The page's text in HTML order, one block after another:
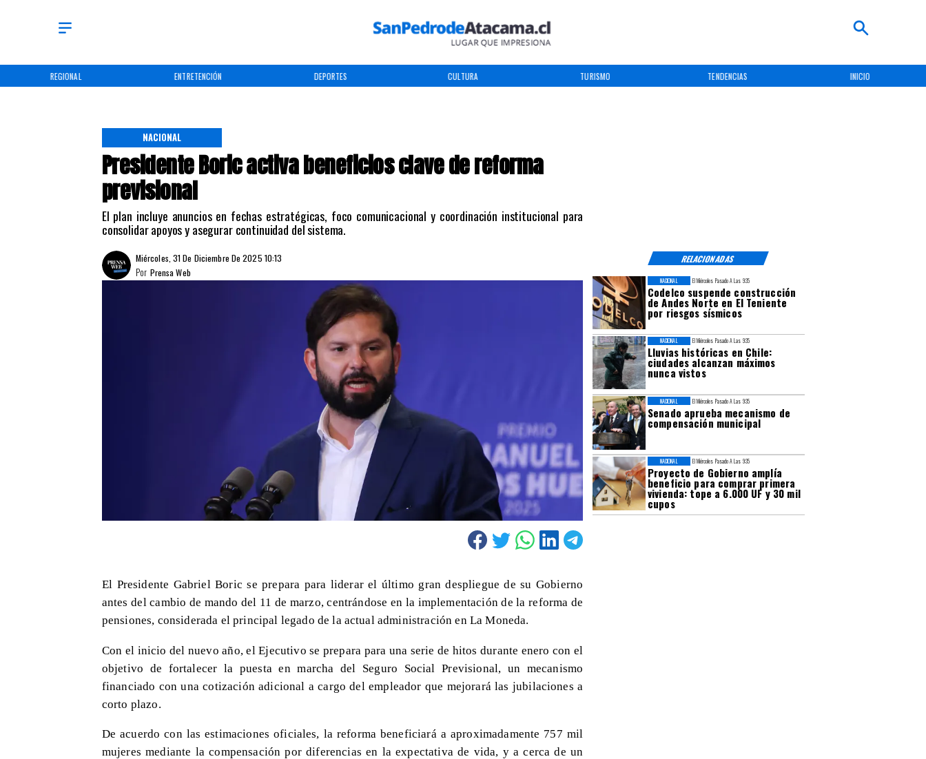
REGIONAL ENTRETENCIÓN DEPORTES CULTURA TURISMO TENDENCIAS INICIO
Presidente Boric activa beneficios clave de reforma
previsional
El plan incluye anuncios en fechas estratégicas, foco comunicacional y coordinación institucional para
consolidar apoyos y asegurar continuidad del sistema.
NACIONAL
RELACIONADAS
Miércoles, 31 De Diciembre De 2025 10:13
Prensa Web
Por
El Miércoles Pasado A Las 9:35
Codelco suspende construcción
de Andes Norte en El Teniente
por riesgos sísmicos
NACIONAL
El Miércoles Pasado A Las 9:35
Lluvias históricas en Chile:
ciudades alcanzan máximos
nunca vistos
NACIONAL
El Miércoles Pasado A Las 9:35
Senado aprueba mecanismo de
compensación municipal
NACIONAL
El Miércoles Pasado A Las 9:35
Proyecto de Gobierno amplía
beneficio para comprar primera
vivienda: tope a 6.000 UF y 30 mil
cupos
NACIONAL
El Presidente Gabriel Boric se prepara para liderar el último gran despliegue de su Gobierno
antes del cambio de mando del 11 de marzo, centrándose en la implementación de la reforma de
pensiones, considerada el principal legado de la actual administración en La Moneda.
Con el inicio del nuevo año, el Ejecutivo se prepara para una serie de hitos durante enero con el
objetivo de fortalecer la puesta en marcha del Seguro Social Previsional, un mecanismo
financiado con una cotización adicional a cargo del empleador que mejorará las jubilaciones a
corto plazo.
De acuerdo con las estimaciones oficiales, la reforma beneficiará a aproximadamente 757 mil
mujeres mediante la compensación por diferencias en la expectativa de vida, y a cerca de un